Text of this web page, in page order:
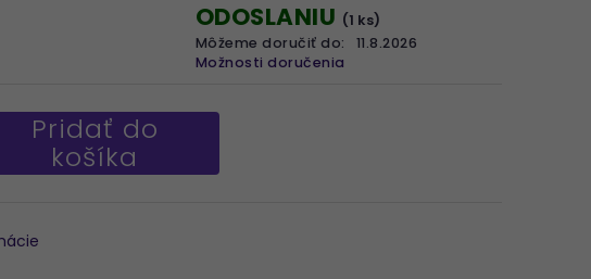
ODOSLANIU (1 ks)
Môžeme doručiť do:
11.8.2026
Možnosti doručenia
Pridať do
košíka